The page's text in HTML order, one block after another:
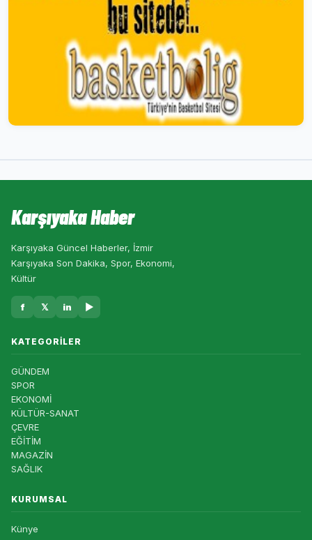
Karşıyaka Haber
Karşıyaka Güncel Haberler, İzmir
Karşıyaka Son Dakika, Spor, Ekonomi,
Kültür
f 𝕏 in ▶
KATEGORILER
GÜNDEM
SPOR
EKONOMİ
KÜLTÜR-SANAT
ÇEVRE
EĞİTİM
MAGAZİN
SAĞLIK
KURUMSAL
Künye